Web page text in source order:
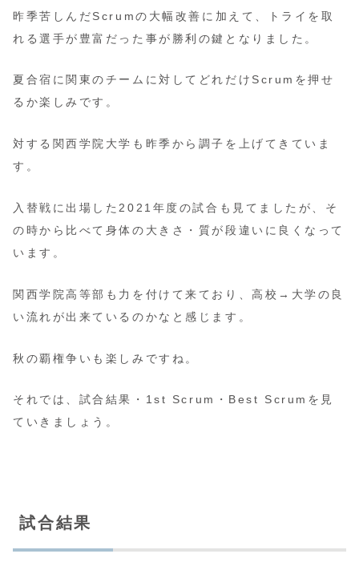
昨季苦しんだScrumの大幅改善に加えて、トライを取
れる選手が豊富だった事が勝利の鍵となりました。
夏合宿に関東のチームに対してどれだけScrumを押せ
るか楽しみです。
対する関西学院大学も昨季から調子を上げてきていま
す。
入替戦に出場した2021年度の試合も見てましたが、そ
の時から比べて身体の大きさ・質が段違いに良くなって
います。
関西学院高等部も力を付けて来ており、高校→大学の良
い流れが出来ているのかなと感じます。
秋の覇権争いも楽しみですね。
それでは、試合結果・1st Scrum・Best Scrumを見
ていきましょう。
試合結果